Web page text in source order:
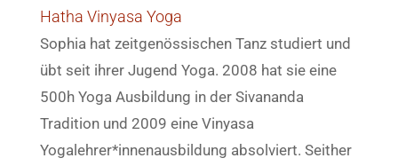
Hatha Vinyasa Yoga
Sophia hat zeitgenössischen Tanz studiert und
übt seit ihrer Jugend Yoga. 2008 hat sie eine
500h Yoga Ausbildung in der Sivananda
Tradition und 2009 eine Vinyasa
Yogalehrer*innenausbildung absolviert. Seither